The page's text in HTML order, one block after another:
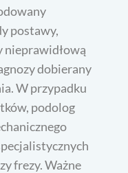
postawy,
nieprawidłową
dobierany
W przypadku
podolog
frezy. Ważne